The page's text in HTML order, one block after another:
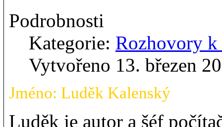
Podrobnosti
Kategorie: Rozhovory
Vytvořeno 13. březen
Jméno: Luděk Kalenský
Luděk je autor a šéf